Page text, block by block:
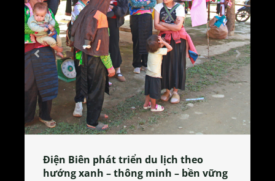
Làng làm bánh tẻ Phú Nhi – nơi lan
tỏa đặc sản xứ Đoài